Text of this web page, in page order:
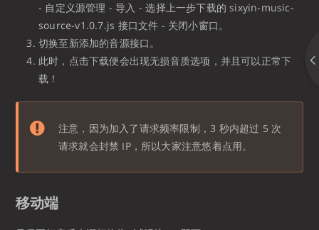
- 自定义源管理 - 导入 - 选择上一步下载的 sixyin-music-
source-v1.0.7.js 接口文件 - 关闭小窗口。
切换至新添加的音源接口。
此时，点击下载便会出现无损音质选项，并且可以正常下
载！
注意，因为加入了请求频率限制，3 秒内超过 5 次
请求就会封禁 IP，所以大家注意悠着点用。
移动端